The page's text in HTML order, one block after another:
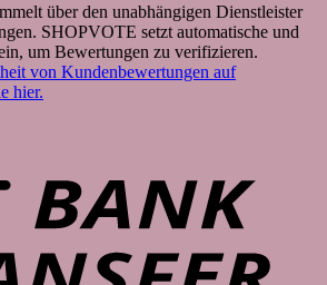
über den unabhängigen Dienstleister
SHOPVOTE setzt automatische und
um Bewertungen zu verifizieren.
von Kundenbewertungen auf
hier.